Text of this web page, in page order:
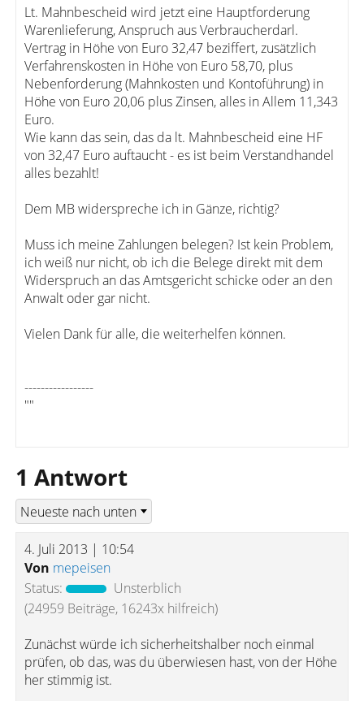
Lt. Mahnbescheid wird jetzt eine Hauptforderung
Warenlieferung, Anspruch aus Verbraucherdarl.
Vertrag in Höhe von Euro 32,47 beziffert, zusätzlich
Verfahrenskosten in Höhe von Euro 58,70, plus
Nebenforderung (Mahnkosten und Kontoführung) in
Höhe von Euro 20,06 plus Zinsen, alles in Allem 11,343
Euro.
Wie kann das sein, das da lt. Mahnbescheid eine HF
von 32,47 Euro auftaucht - es ist beim Verstandhandel
alles bezahlt!
Dem MB widerspreche ich in Gänze, richtig?
Muss ich meine Zahlungen belegen? Ist kein Problem,
ich weiß nur nicht, ob ich die Belege direkt mit dem
Widerspruch an das Amtsgericht schicke oder an den
Anwalt oder gar nicht.
Vielen Dank für alle, die weiterhelfen können.
-----------------
""
1 Antwort
4. Juli 2013 | 10:54
Von mepeisen
Status:
Unsterblich
(24959 Beiträge, 16243x hilfreich)
Zunächst würde ich sicherheitshalber noch einmal
prüfen, ob das, was du überwiesen hast, von der Höhe
her stimmig ist.